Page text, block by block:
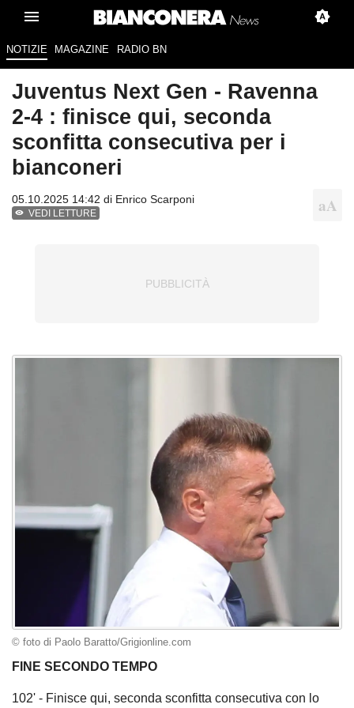
NOTIZIE MAGAZINE RADIO BN
Juventus Next Gen - Ravenna
2-4 : finisce qui, seconda
sconfitta consecutiva per i
bianconeri
05.10.2025 14:42 di Enrico Scarponi
VEDI LETTURE
© foto di Paolo Baratto/Grigionline.com
FINE SECONDO TEMPO
102' - Finisce qui, seconda sconfitta consecutiva con lo